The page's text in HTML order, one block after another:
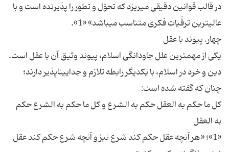
در قالب قوانين دقيقى مى‏ريزد كه تحوّل و تطور را پذيرنده است و با
عالى‏ترين ترقّيات فكرى متناسب مى‏باشد» «1».
چهار. پيوند با عقل‏
يكى از مهم‏ترين علل جاودانگى اسلام، پيوند وثيق آن با عقل است.
دين و خرد در اسلام، با يكديگر رابطه تلازم و جدايى‏ناپذير دارند؛
چنان كه گفته شده است:
كل‏ ما حكم به العقل حكم به الشرع و كل ما حكم به الشرع حكم
به العقل‏
«1»؛ «هر آنچه عقل حكم كند شرع نيز و آنچه شرع حكم كند عقل